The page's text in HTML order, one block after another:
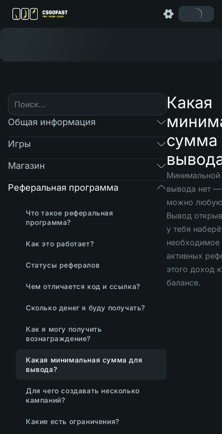
Общая информация
Игры
Магазин
Реферальная программа
Что такое реферальная
программа?
Как это работает?
Статусы рефералов
Чем отличается код и ссылка?
Сколько денег я буду получать?
Как я могу получить
вознаграждение?
Какая минимальная сумма для
вывода?
Для чего создавать несколько
кампаний?
Какие есть ограничения?
Какая
сумма
вывода нет —
можно
Вывод
у тебя
необходимое
активных
этого доход
балансе.